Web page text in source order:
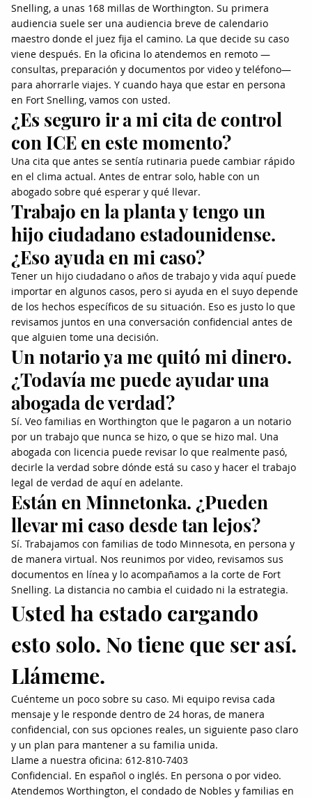
Snelling, a unas 168 millas de Worthington. Su primera
audiencia suele ser una audiencia breve de calendario
maestro donde el juez fija el camino. La que decide su caso
viene después. En la oficina lo atendemos en remoto —
consultas, preparación y documentos por video y teléfono—
para ahorrarle viajes. Y cuando haya que estar en persona
en Fort Snelling, vamos con usted.
¿Es seguro ir a mi cita de control
con ICE en este momento?
Una cita que antes se sentía rutinaria puede cambiar rápido
en el clima actual. Antes de entrar solo, hable con un
abogado sobre qué esperar y qué llevar.
Trabajo en la planta y tengo un
hijo ciudadano estadounidense.
¿Eso ayuda en mi caso?
Tener un hijo ciudadano o años de trabajo y vida aquí puede
importar en algunos casos, pero si ayuda en el suyo depende
de los hechos específicos de su situación. Eso es justo lo que
revisamos juntos en una conversación confidencial antes de
que alguien tome una decisión.
Un notario ya me quitó mi dinero.
¿Todavía me puede ayudar una
abogada de verdad?
Sí. Veo familias en Worthington que le pagaron a un notario
por un trabajo que nunca se hizo, o que se hizo mal. Una
abogada con licencia puede revisar lo que realmente pasó,
decirle la verdad sobre dónde está su caso y hacer el trabajo
legal de verdad de aquí en adelante.
Están en Minnetonka. ¿Pueden
llevar mi caso desde tan lejos?
Sí. Trabajamos con familias de todo Minnesota, en persona y
de manera virtual. Nos reunimos por video, revisamos sus
documentos en línea y lo acompañamos a la corte de Fort
Snelling. La distancia no cambia el cuidado ni la estrategia.
Usted ha estado cargando
esto solo. No tiene que ser así.
Llámeme.
Cuénteme un poco sobre su caso. Mi equipo revisa cada
mensaje y le responde dentro de 24 horas, de manera
confidencial, con sus opciones reales, un siguiente paso claro
y un plan para mantener a su familia unida.
Llame a nuestra oficina: 612-810-7403
Confidencial. En español o inglés. En persona o por video.
Atendemos Worthington, el condado de Nobles y familias en